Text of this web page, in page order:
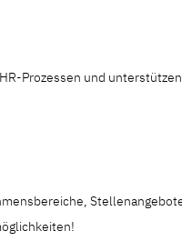
Prozessen und unterstützen